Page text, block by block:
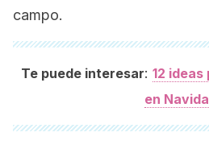
campo.
Te puede interesar: 12
en